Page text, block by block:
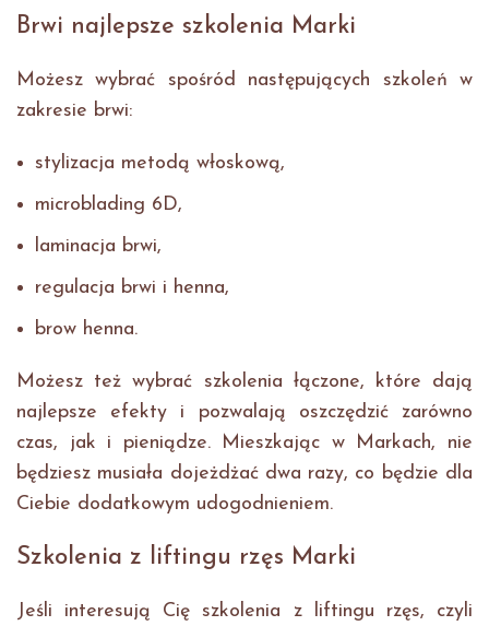
Brwi najlepsze szkolenia Marki
Możesz wybrać spośród następujących szkoleń w
zakresie brwi:
stylizacja metodą włoskową,
microblading 6D,
laminacja brwi,
regulacja brwi i henna,
brow henna.
Możesz też wybrać szkolenia łączone, które dają
najlepsze efekty i pozwalają oszczędzić zarówno
czas, jak i pieniądze. Mieszkając w Markach, nie
będziesz musiała dojeżdżać dwa razy, co będzie dla
Ciebie dodatkowym udogodnieniem.
Szkolenia z liftingu rzęs Marki
Jeśli interesują Cię szkolenia z liftingu rzęs, czyli